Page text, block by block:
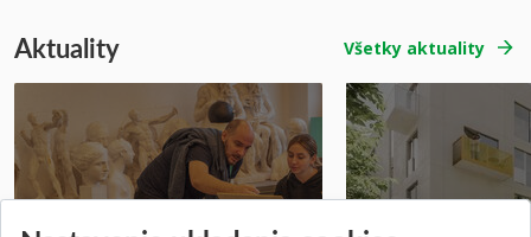
Aktuality Všetky aktuality